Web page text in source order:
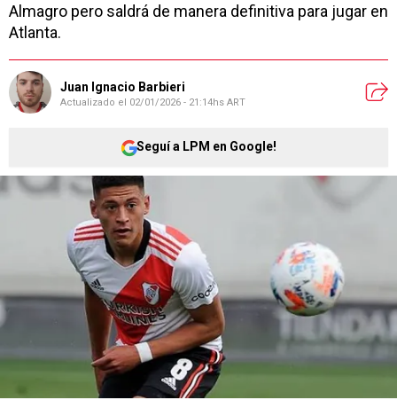
Almagro pero saldrá de manera definitiva para jugar en
Atlanta.
Juan Ignacio Barbieri
Actualizado el 02/01/2026 - 21:14hs ART
Seguí a LPM en Google!